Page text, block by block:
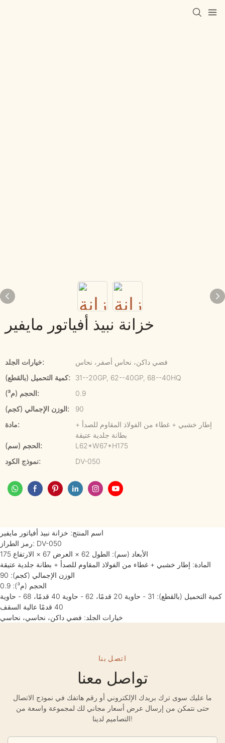
خزانة نبيذ أفياتور مايفير
خيارات الجلد:
فضي داكن، نحاس أصفر، نحاس
كمية التحميل (بالقطع):
31--20GP, 62--40GP, 68--40HQ
الحجم (م³):
0.9
الوزن الإجمالي (كجم):
90
مادة:
إطار خشبي + غطاء من الفولاذ المقاوم للصدأ +
بطانة جلدية عتيقة
الحجم (سم):
L62*W67*H175
نموذج الكود:
DV-050
اسم المنتج: خزانة نبيذ أفياتور مايفير
رمز الطراز: DV-050
الأبعاد (سم): الطول 62 × العرض 67 × الارتفاع 175
المادة: إطار خشبي + غطاء من الفولاذ المقاوم للصدأ + بطانة جلدية عتيقة
الوزن الإجمالي (كجم): 90
الحجم (م³): 0.9
كمية التحميل (بالقطع): 31 - حاوية 20 قدمًا، 62 - حاوية 40 قدمًا، 68 - حاوية
40 قدمًا عالية السقف
خيارات الجلد: فضي داكن، نحاسي، نحاسي
اتصل بنا
تواصل معنا
ما عليك سوى ترك بريدك الإلكتروني أو رقم هاتفك في نموذج الاتصال
حتى نتمكن من إرسال عرض أسعار مجاني لك لمجموعة واسعة من
التصاميم لدينا!